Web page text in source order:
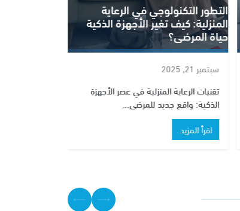
الناد بلس NAD+ كيف يعزز صحتك وما
الحالات التي تستفيد منه؟
سبتمبر 17, 2025
كل ما تريد معرفته عن ناد بلس NAD+
ومزاياه في…
اقرأ المزيد